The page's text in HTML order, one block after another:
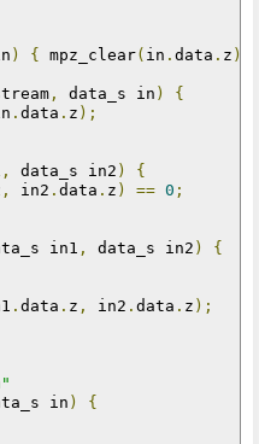
) { mpz_clear( in . data . z );
, data_s in )
{
. data . z );
, data_s in2 )
{
, in2 . data . z ) == 0 ;
in1 , data_s in2 )
{
. data . z , in2 . data . z );
in )
{